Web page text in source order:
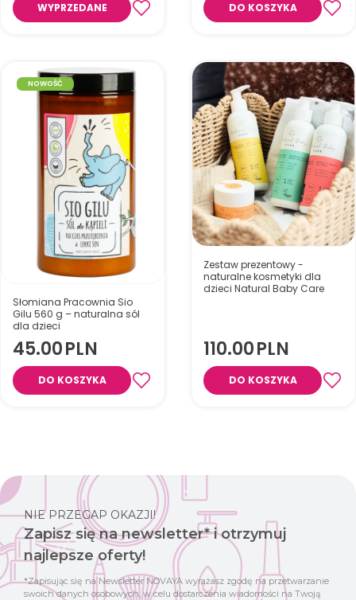
dzieci i niemowląt, który myje
ciało i włosy, nawilża oraz koi
wrażliwą skórę.
WYPRZEDANE DO KOSZYKA
NOWOŚĆ
udrożnienie noska podczas
przeziębienia.
Słomiana Pracownia Sio
Gilu 560 g – naturalna sól
dla dzieci
45.00PLN
DO KOSZYKA
wegańskich kosmetyków dla
hipoalergicznych i
bezzapachowych, idealny jako
prezent lub wyprawka dla
Zestaw prezentowy -
naturalne kosmetyki dla
dzieci Natural Baby Care
110.00PLN
DO KOSZYKA
NIE PRZEGAP OKAZJI!
Zapisz się na newsletter* i otrzymuj
najlepsze oferty!
*Zapisując się na Newsletter NOVAYA wyrażasz zgodę na przetwarzanie
swoich danych osobowych, w celu dostarczenia wiadomości na Twoją